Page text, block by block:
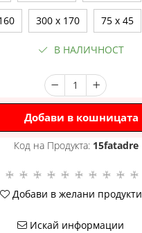
300 x 170 75 x 45
В НАЛИЧНОСТ
Добави в кошницата
Код на Продукта: 15fatadre
Добави в желани продукти
Искай информации